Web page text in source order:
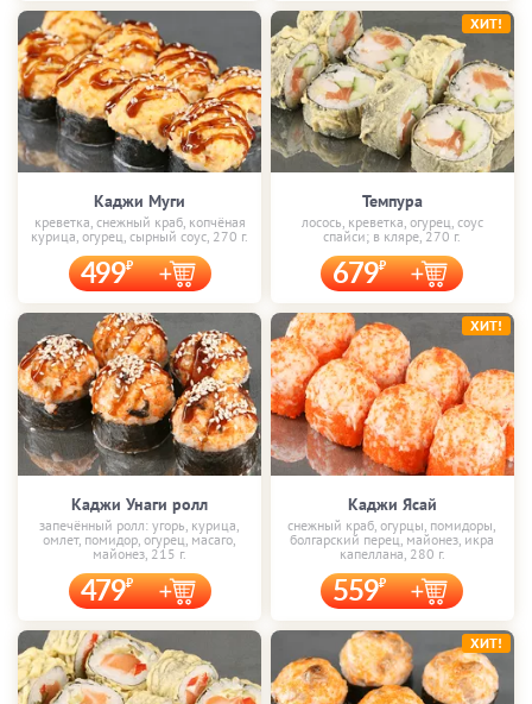
Каджи Муги
креветка, снежный краб, копчёная
курица, огурец, сырный соус, 270 г.
499
Темпура
лосось, креветка, огурец, соус
спайси; в кляре, 270 г.
679
ХИТ!
Каджи Унаги ролл
запечённый ролл: угорь, курица,
омлет, помидор, огурец, масаго,
майонез, 215 г.
479
Каджи Ясай
снежный краб, огурцы, помидоры,
болгарский перец, майонез, икра
капеллана, 280 г.
559
ХИТ!
ХИТ!